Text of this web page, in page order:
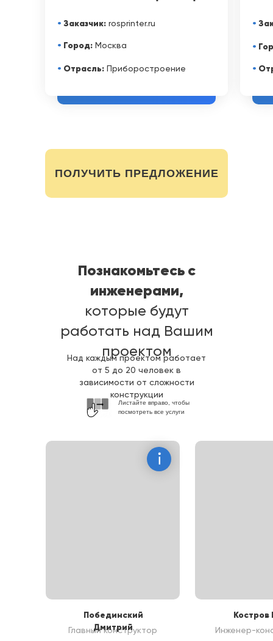
• Отрасль: Приборостроение
• Заказчик: rosprinter.ru
• Город: Москва
•
•
•
ПОЛУЧИТЬ ПРЕДЛОЖЕНИЕ
Познакомьтесь с
инженерами,
которые будут
работать над Вашим
проектом
Над каждым проектом работает
от 5 до 20 человек в
зависимости от сложности
конструкции
Листайте вправо, чтобы
посмотреть все услуги
Главный конструктор
Побединский
Дмитрий
Инженер-
Костров